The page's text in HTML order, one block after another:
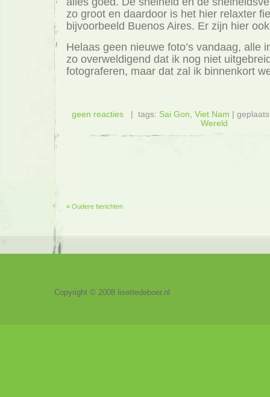
zo groot en daardoor is het hier relaxter
bijvoorbeeld Buenos Aires. Er zijn hier
Helaas geen nieuwe foto’s vandaag, alle
zo overweldigend dat ik nog niet
fotograferen, maar dat zal ik binnenkort
geen reacties | tags: Sai Gon, Viet Nam |
Wereld
« Oudere berichten
Copyright © 2008 lisettedeboer.nl